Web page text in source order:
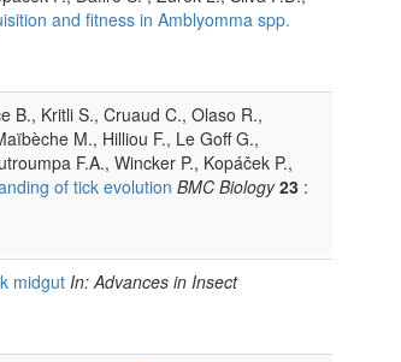
and fitness in Amblyomma spp.
B., Kritli S., Cruaud C., Olaso R.,
M., Hilliou F., Le Goff G.,
F.A., Wincker P., Kopáček P.,
of tick evolution BMC Biology 23 :
midgut In: Advances in Insect